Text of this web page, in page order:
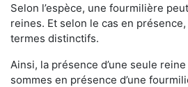
Selon l’espèce, une fourmilière
reines. Et selon le cas en
termes distinctifs.
Ainsi, la présence d’une seule
sommes en présence d’une